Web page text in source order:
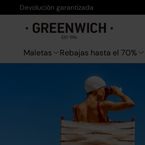
Devolución garantizada
Maletas Rebajas hasta el 70%